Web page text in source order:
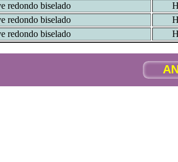
redondo biselado
redondo biselado
redondo biselado